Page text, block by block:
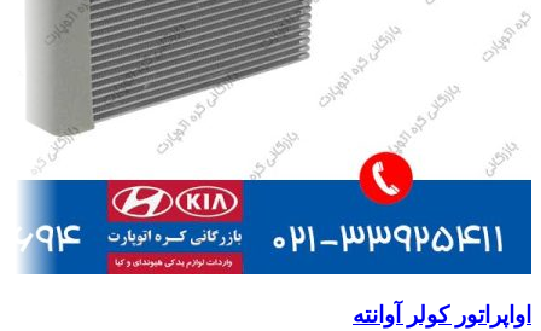
اواپراتور کولر آوانته